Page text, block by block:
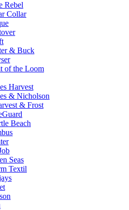
Rebel
Collar
& Buck
of the Loom
Harvest
& Nicholson
& Frost
Beach
Seas
Textil